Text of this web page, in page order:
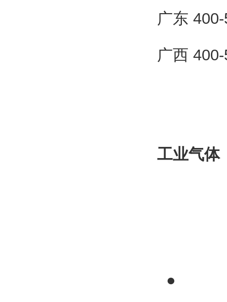
广东
广西
工业气体
●